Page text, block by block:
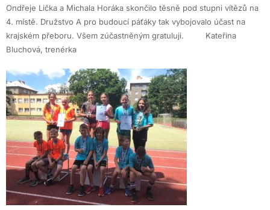
Ondřeje Lička a Michala Horáka skončilo těsně pod stupni vítězů na
4. místě. Družstvo A pro budoucí páťáky tak vybojovalo účast na
krajském přeboru. Všem zúčastněným gratuluji. Kateřina
Bluchová, trenérka